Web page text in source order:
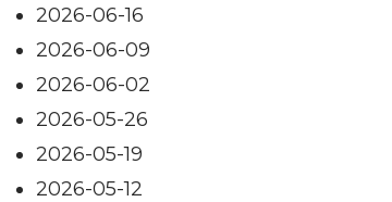
2026-06-16
2026-06-09
2026-06-02
2026-05-26
2026-05-19
2026-05-12